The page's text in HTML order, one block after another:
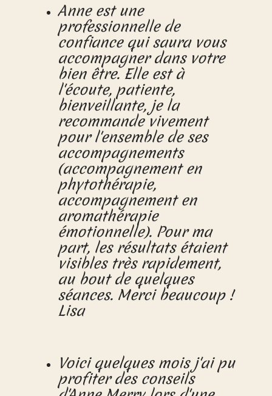
Anne est une
professionnelle de
confiance qui saura vous
accompagner dans votre
bien être. Elle est à
l'écoute, patiente,
bienveillante, je la
recommande vivement
pour l'ensemble de ses
accompagnements
(accompagnement en
phytothérapie,
accompagnement en
aromathérapie
émotionnelle). Pour ma
part, les résultats étaient
visibles très rapidement,
au bout de quelques
séances. Merci beaucoup !
Lisa
Voici quelques mois j'ai pu
profiter des conseils